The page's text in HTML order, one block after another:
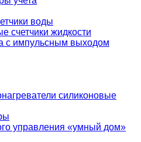
воды
счетчики жидкости
с импульсным выходом
силиконовые
управления «умный дом»